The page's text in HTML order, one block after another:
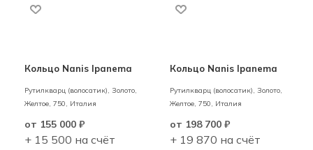
Кольцо Nanis Ipanema
Рутилкварц (волосатик), Золото,
Желтое, 750, Италия
от 155 000 ₽
+ 15 500 на счёт
Кольцо Nanis Ipanema
Рутилкварц (волосатик), Золото,
Желтое, 750, Италия
от 198 700 ₽
+ 19 870 на счёт